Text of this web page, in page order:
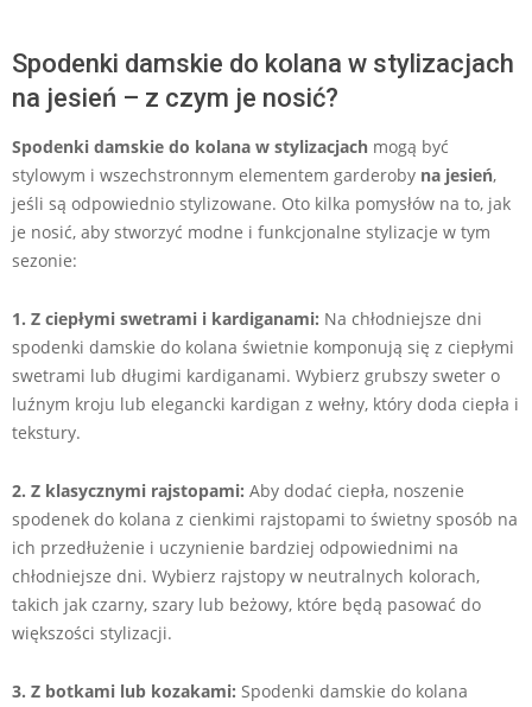
Spodenki damskie do kolana w stylizacjach
na jesień – z czym je nosić?
Spodenki damskie do kolana w stylizacjach mogą być
stylowym i wszechstronnym elementem garderoby na jesień,
jeśli są odpowiednio stylizowane. Oto kilka pomysłów na to, jak
je nosić, aby stworzyć modne i funkcjonalne stylizacje w tym
sezonie:
1. Z ciepłymi swetrami i kardiganami: Na chłodniejsze dni
spodenki damskie do kolana świetnie komponują się z ciepłymi
swetrami lub długimi kardiganami. Wybierz grubszy sweter o
luźnym kroju lub elegancki kardigan z wełny, który doda ciepła i
tekstury.
2. Z klasycznymi rajstopami: Aby dodać ciepła, noszenie
spodenek do kolana z cienkimi rajstopami to świetny sposób na
ich przedłużenie i uczynienie bardziej odpowiednimi na
chłodniejsze dni. Wybierz rajstopy w neutralnych kolorach,
takich jak czarny, szary lub beżowy, które będą pasować do
większości stylizacji.
3. Z botkami lub kozakami: Spodenki damskie do kolana